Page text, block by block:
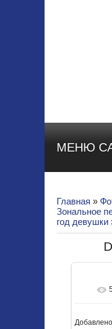
МЕНЮ
Главная »
Зональное
год девушки
Добавлено